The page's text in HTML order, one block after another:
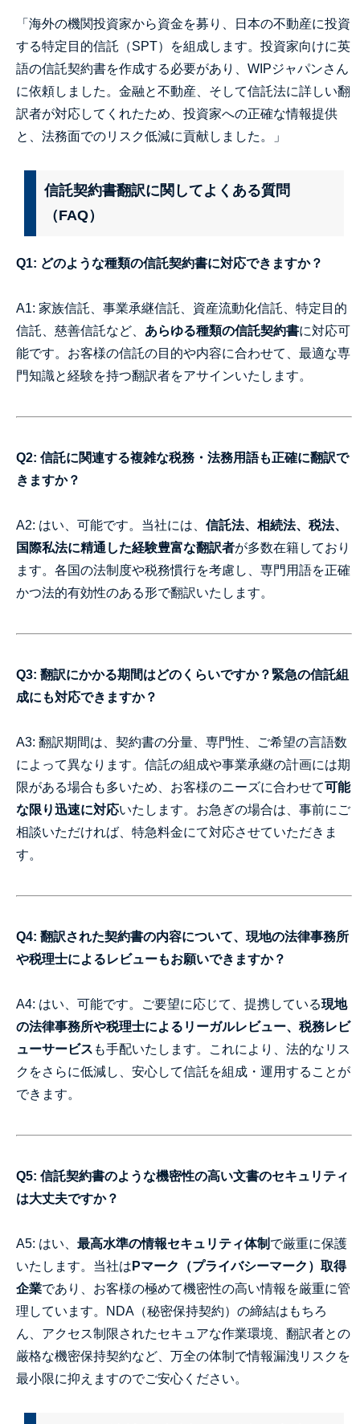
「海外の機関投資家から資金を募り、日本の不動産に投資
する特定目的信託（SPT）を組成します。投資家向けに英
語の信託契約書を作成する必要があり、WIPジャパンさん
に依頼しました。金融と不動産、そして信託法に詳しい翻
訳者が対応してくれたため、投資家への正確な情報提供
と、法務面でのリスク低減に貢献しました。」
信託契約書翻訳に関してよくある質問
（FAQ）
Q1: どのような種類の信託契約書に対応できますか？
A1: 家族信託、事業承継信託、資産流動化信託、特定目的
信託、慈善信託など、 あらゆる種類の信託契約書に対応可
能です。お客様の信託の目的や内容に合わせて、最適な専
門知識と経験を持つ翻訳者をアサインいたします。
Q2: 信託に関連する複雑な税務・法務用語も正確に翻訳で
きますか？
A2: はい、可能です。当社には、 信託法、相続法、税法、
国際私法に精通した経験豊富な翻訳者が多数在籍しており
ます。各国の法制度や税務慣行を考慮し、専門用語を正確
かつ法的有効性のある形で翻訳いたします。
Q3: 翻訳にかかる期間はどのくらいですか？緊急の信託組
成にも対応できますか？
A3: 翻訳期間は、契約書の分量、専門性、ご希望の言語数
によって異なります。信託の組成や事業承継の計画には期
限がある場合も多いため、お客様のニーズに合わせて可能
な限り迅速に対応いたします。お急ぎの場合は、事前にご
相談いただければ、特急料金にて対応させていただきま
す。
Q4: 翻訳された契約書の内容について、現地の法律事務所
や税理士によるレビューもお願いできますか？
A4: はい、可能です。ご要望に応じて、提携している現地
の法律事務所や税理士によるリーガルレビュー、税務レビ
ューサービス も手配いたします。これにより、法的なリス
クをさらに低減し、安心して信託を組成・運用することが
できます。
Q5: 信託契約書のような機密性の高い文書のセキュリティ
は大丈夫ですか？
A5: はい、 最高水準の情報セキュリティ体制 で厳重に保護
いたします。当社は Pマーク（プライバシーマーク）取得
企業であり、お客様の極めて機密性の高い情報を厳重に管
理しています。NDA（秘密保持契約）の締結はもちろ
ん、アクセス制限されたセキュアな作業環境、翻訳者との
厳格な機密保持契約など、万全の体制で情報漏洩リスクを
最小限に抑えますのでご安心ください。